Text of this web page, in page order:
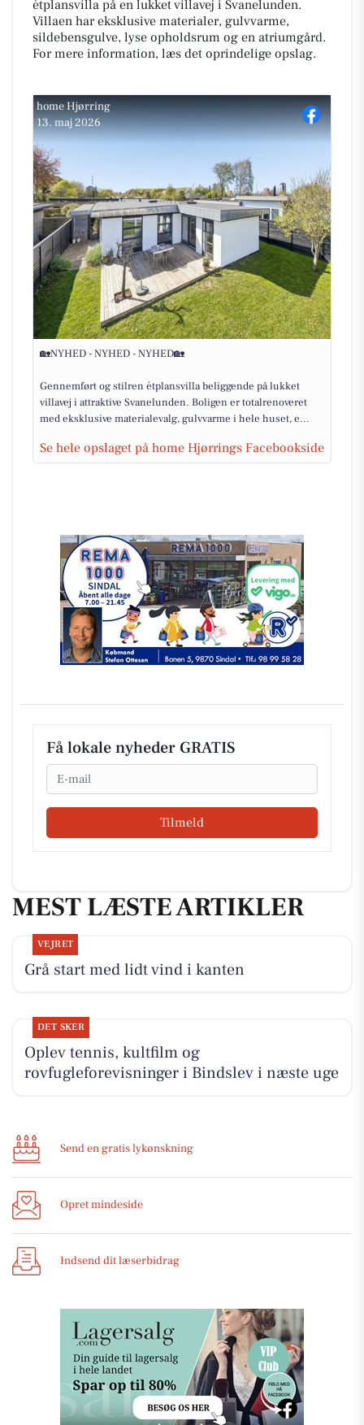
étplansvilla på en lukket villavej i Svanelunden.
Villaen har eksklusive materialer, gulvvarme,
sildebensgulve, lyse opholdsrum og en atriumgård.
For mere information, læs det oprindelige opslag.
home Hjørring
13. maj 2026
🏡NYHED - NYHED - NYHED🏡
Gennemført og stilren étplansvilla beliggende på lukket
villavej i attraktive Svanelunden. Boligen er totalrenoveret
med eksklusive materialevalg, gulvvarme i hele huset, e...
Se hele opslaget på home Hjørrings Facebookside
Få lokale nyheder GRATIS
Email
Tilmeld
MEST LÆSTE ARTIKLER
VEJRET
Grå start med lidt vind i kanten
DET SKER
Oplev tennis, kultfilm og
rovfugleforevisninger i Bindslev i næste uge
Send en gratis lykønskning
Opret mindeside
Indsend dit læserbidrag